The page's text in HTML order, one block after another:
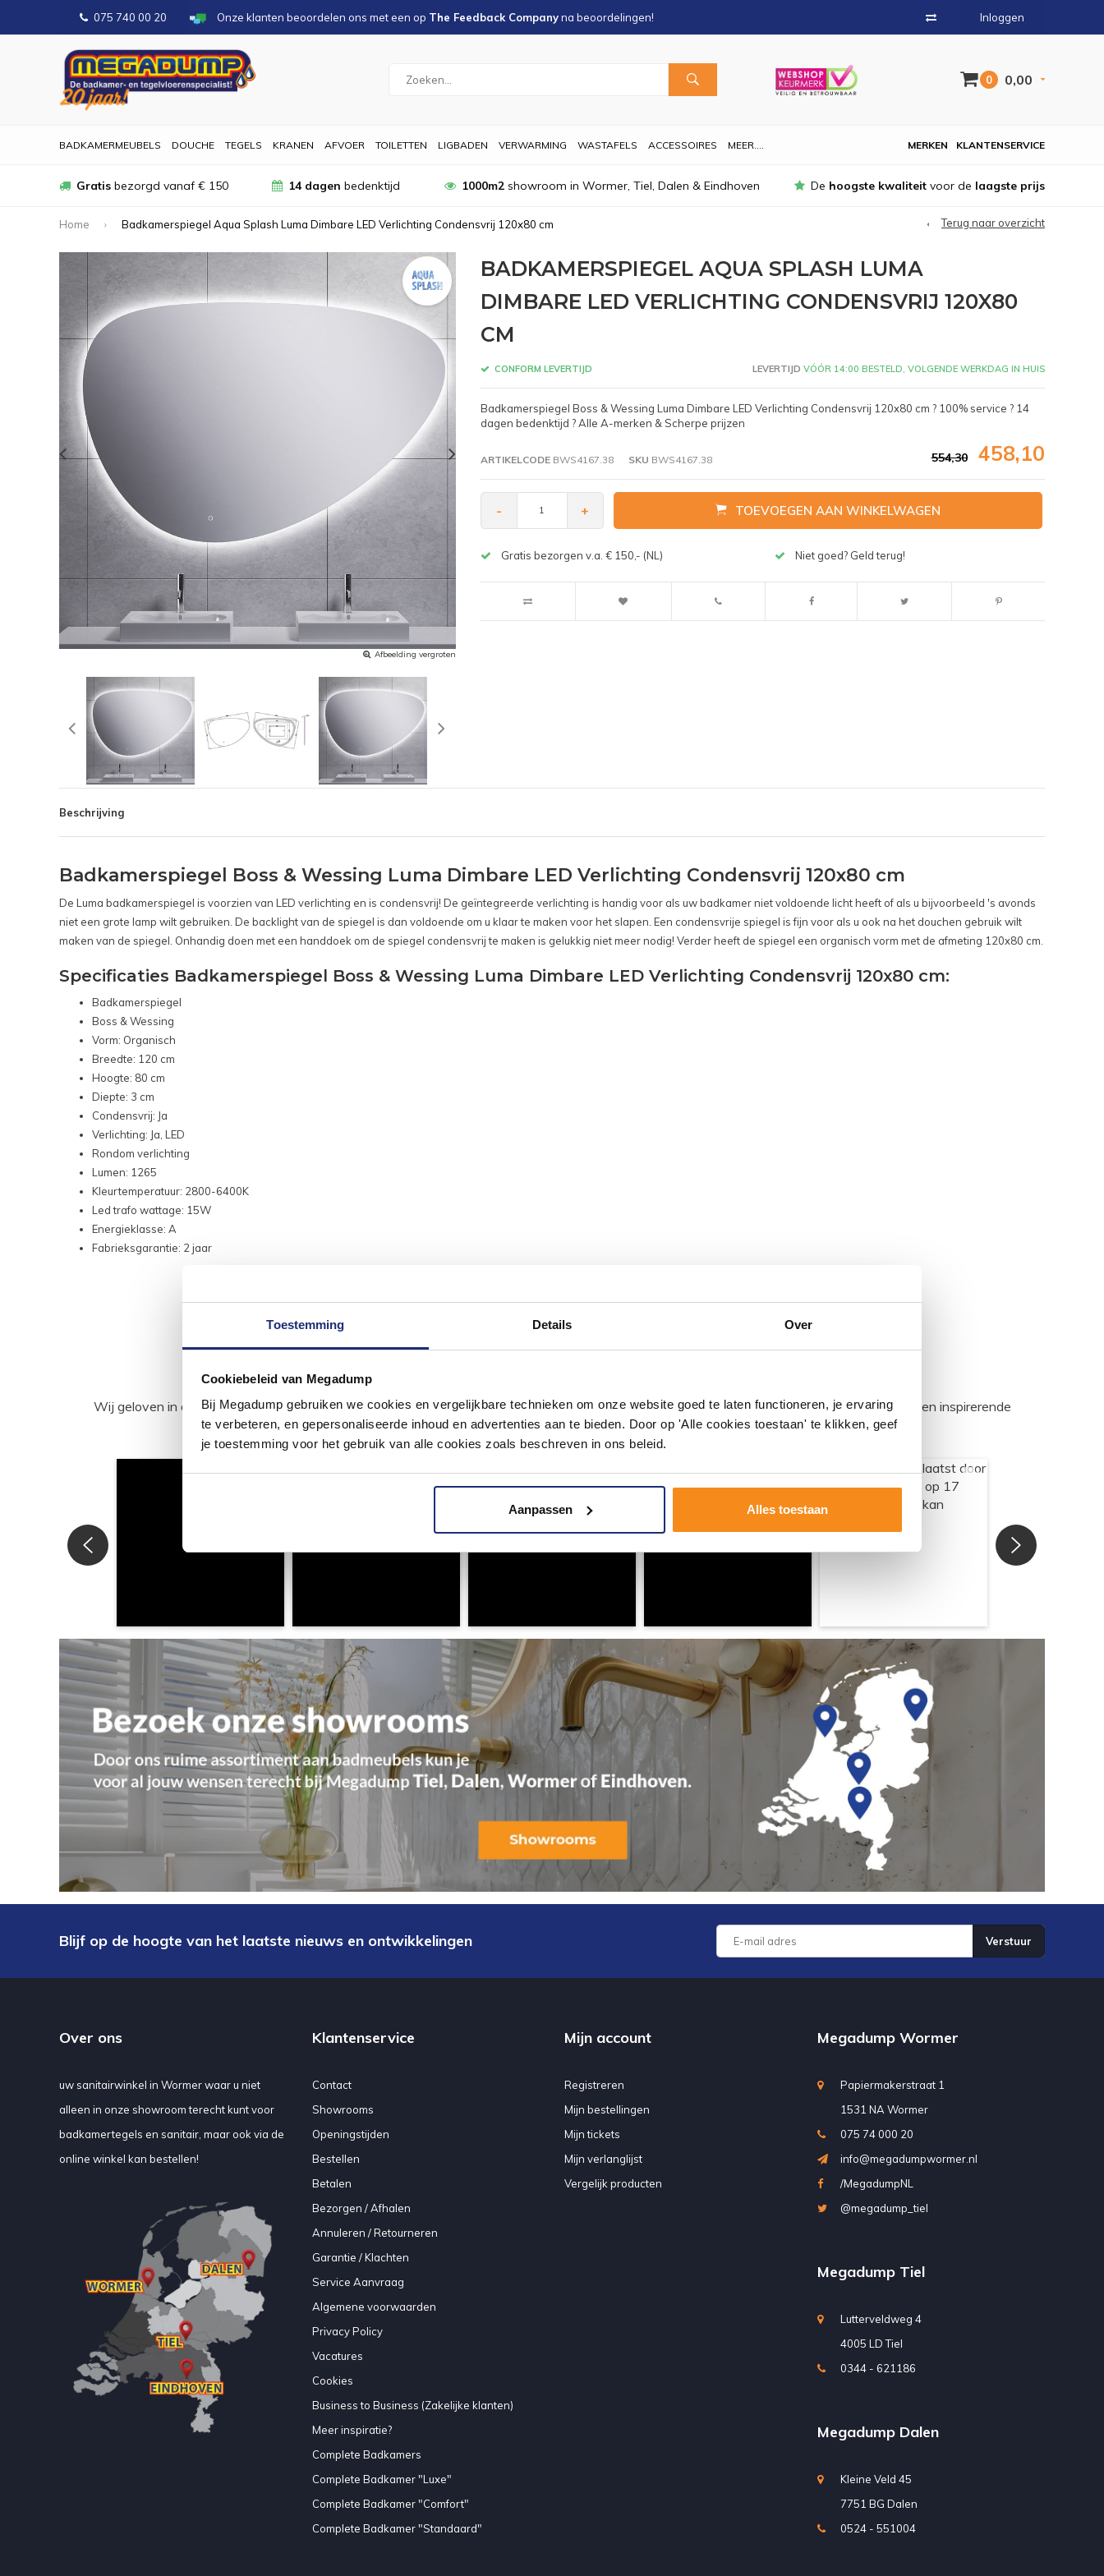
Toestemming Details Over
Cookiebeleid van Megadump
Bij Megadump gebruiken we cookies en vergelijkbare technieken om onze website goed te laten functioneren, je ervaring
te verbeteren, en gepersonaliseerde inhoud en advertenties aan te bieden. Door op 'Alle cookies toestaan' te klikken, geef
je toestemming voor het gebruik van alle cookies zoals beschreven in ons beleid.
Aanpassen Alles toestaan
075 740 00 20 Onze klanten beoordelen ons met een op The Feedback Companyna beoordelingen! Inloggen
0 0,00
BADKAMERMEUBELS DOUCHE TEGELS KRANEN AFVOER TOILETTEN LIGBADEN VERWARMING WASTAFELS ACCESSOIRES MEER.... KLANTENSERVICE
MERKEN
Gratis bezorgd vanaf € 150 14 dagen bedenktijd 1000m2showroom in Wormer, Tiel, Dalen & Eindhoven De hoogste kwaliteit voor de laagste prijs
Home Badkamerspiegel Aqua Splash Luma Dimbare LED Verlichting Condensvrij 120x80 cm Terug naar overzicht
Afbeelding vergroten
BADKAMERSPIEGEL AQUA SPLASH LUMA
DIMBARE LED VERLICHTING CONDENSVRIJ 120X80
CM
CONFORM LEVERTIJD LEVERTIJD VÓÓR 14:00 BESTELD, VOLGENDE WERKDAG IN HUIS
Badkamerspiegel Boss & Wessing Luma Dimbare LED Verlichting Condensvrij 120x80 cm ? 100% service ? 14
dagen bedenktijd ? Alle A-merken & Scherpe prijzen
ARTIKELCODEBWS4167.38 SKU BWS4167.38 554,30 458,10
- + TOEVOEGEN AAN WINKELWAGEN
Gratis bezorgen v.a. € 150,- (NL) Niet goed? Geld terug!
Beschrijving
Badkamerspiegel Boss & Wessing Luma Dimbare LED Verlichting Condensvrij 120x80 cm
De Luma badkamerspiegel is voorzien van LED verlichting en is condensvrij! De geïntegreerde verlichting is handig voor als uw badkamer niet voldoende licht heeft of als u bijvoorbeeld 's avonds
niet een grote lamp wilt gebruiken. De backlight van de spiegel is dan voldoende om u klaar te maken voor het slapen. Een condensvrije spiegel is fijn voor als u ook na het douchen gebruik wilt
maken van de spiegel. Onhandig doen met een handdoek om de spiegel condensvrij te maken is gelukkig niet meer nodig! Verder heeft de spiegel een organisch vorm met de afmeting 120x80 cm.
Specificaties Badkamerspiegel Boss & Wessing Luma Dimbare LED Verlichting Condensvrij 120x80 cm:
Badkamerspiegel
Boss & Wessing
Vorm: Organisch
Breedte: 120 cm
Hoogte: 80 cm
Diepte: 3 cm
Condensvrij: Ja
Verlichting: Ja, LED
Rondom verlichting
Lumen: 1265
Kleurtemperatuur: 2800-6400K
Led trafo wattage: 15W
Energieklasse: A
Fabrieksgarantie: 2 jaar
Wij geloven in de kracht van delen. Deel jouw badkamer op Instagram met #mijndroombadkamer en tag @megadumpnl. Samen bouwen we een inspirerende
omgeving vol met unieke badkamerstijlen. Doe je mee?
Blijf op de hoogte van het laatste nieuws en ontwikkelingen Verstuur
Over ons
uw sanitairwinkel in Wormer waar u niet
alleen in onze showroom terecht kunt voor
badkamertegels en sanitair, maar ook via de
online winkel kan bestellen!
Klantenservice
Contact
Showrooms
Openingstijden
Bestellen
Betalen
Bezorgen / Afhalen
Annuleren / Retourneren
Garantie / Klachten
Service Aanvraag
Algemene voorwaarden
Privacy Policy
Vacatures
Cookies
Business to Business (Zakelijke klanten)
Meer inspiratie?
Complete Badkamers
Complete Badkamer "Luxe"
Complete Badkamer "Comfort"
Complete Badkamer "Standaard"
Mijn account
Registreren
Mijn bestellingen
Mijn tickets
Mijn verlanglijst
Vergelijk producten
Megadump Wormer
Papiermakerstraat 1
1531 NA Wormer
075 74 000 20
info@megadumpwormer.nl
/MegadumpNL
@megadump_tiel
Megadump Tiel
Lutterveldweg 4
4005 LD Tiel
0344 - 621186
Megadump Dalen
Kleine Veld 45
7751 BG Dalen
0524 - 551004